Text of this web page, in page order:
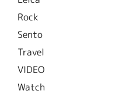
Rock
Sento
Travel
VIDEO
Watch